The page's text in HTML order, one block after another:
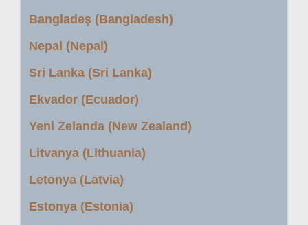
Bangladeş (Bangladesh)
Nepal (Nepal)
Sri Lanka (Sri Lanka)
Ekvador (Ecuador)
Yeni Zelanda (New Zealand)
Litvanya (Lithuania)
Letonya (Latvia)
Estonya (Estonia)